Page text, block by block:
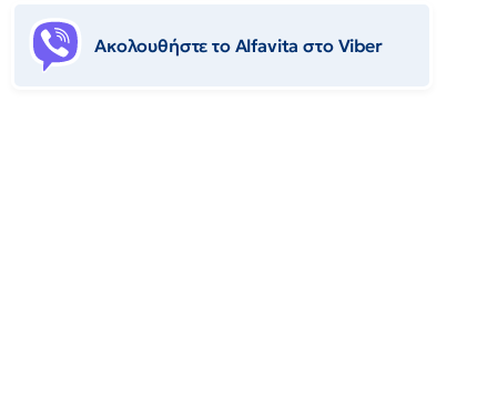
Ακολουθήστε το Αlfavita στο Viber